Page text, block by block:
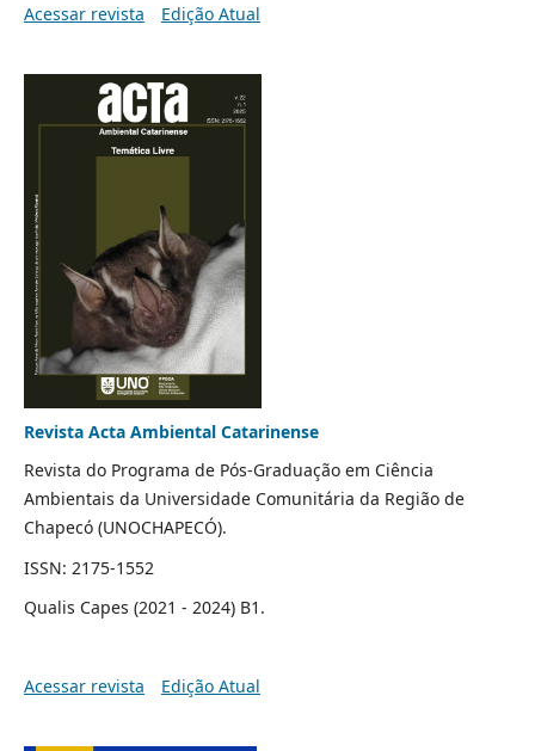
Acessar revista
Edição Atual
Revista Acta Ambiental Catarinense
Revista do Programa de Pós-Graduação em Ciência
Ambientais da Universidade Comunitária da Região de
Chapecó (UNOCHAPECÓ).
ISSN: 2175-1552
Qualis Capes (2021 - 2024) B1.
Acessar revista Edição Atual